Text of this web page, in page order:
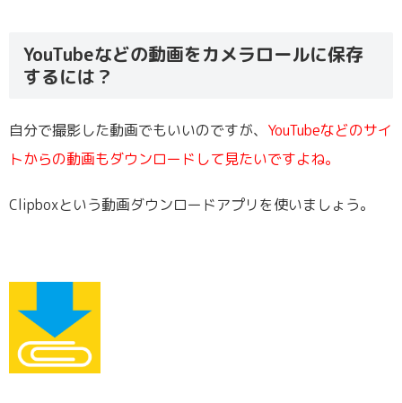
YouTubeなどの動画をカメラロールに保存
するには？
自分で撮影した動画でもいいのですが、 YouTubeなどのサイ
トからの動画もダウンロードして見たいですよね。
Clipboxという動画ダウンロードアプリを使いましょう。